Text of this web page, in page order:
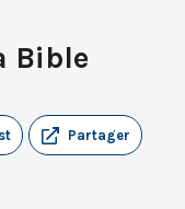
Bible
Partager